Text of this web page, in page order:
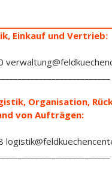
Einkauf und Vertrieb:
Organisation,
von Aufträgen: